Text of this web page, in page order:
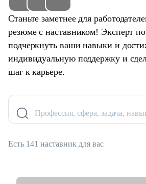
Станьте заметнее для
резюме с наставником! Эксперт
подчеркнуть ваши навыки и
индивидуальную поддержку и
шаг к карьере.
Профессия, сфера, задача,
Есть 141 наставник для вас